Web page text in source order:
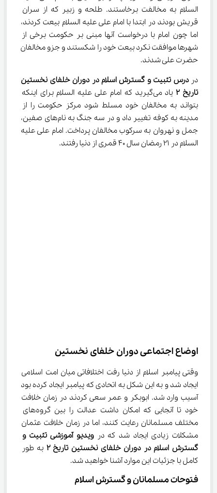
السلام به مخالفت برخاستند. طلحه و زبیر که از سران
قریش بودند در ابتدا با امام علی علیه السلام بیعت کردند،
اما چون امام با درخواست آنها مبنی بر حکومت برخی از
شهرها موافقت نکرد بیعت خود را شکستند و جزو مخالفان
حضرت علی شدند.
در درس تثبیت و گسترش اسلام در دوران خلفای نخستین
تاریخ ۲
یاد می‌گیرید که امام علی علیه السلام برای اینکه
بتواند به مخالفان خود مسلط شود مرکز حکومت را از
مدینه به کوفه تغییر داد و در سه جنگ به نام‌های صفین،
جمل و نهروان به سرکوب مخالفان پرداخت. امام علی علیه
السلام در ۲۱ رمضان سال ۴۰ قمری از دنیا رفتند.
اوضاع اجتماعی دوران خلفای نخستین
وقتی پیامبر اسلام از دنیا رفت اختلافاتی میان امت اسلامی
ایجاد شد و به این شکل به اتحادی که پیامبر ایجاد کرده بود
آسیب وارد شد. ابوبکر و عمر سعی کردند در زمان خلافت
خود تا آنجایی که امکان داشت عدالت را بین گروه‌های
مختلف مسلمانان رعایت کنند، اما در زمان خلافت عثمان
مشکلات زیادی ایجاد شد که در ویدیو آموزشی تثبیت و
گسترش اسلام در دوران خلفای نخستین تاریخ ۲ به طور
کامل با جزئیات این موارد آشنا خواهید شد.
فتوحات مسلمانان و گسترش اسلام